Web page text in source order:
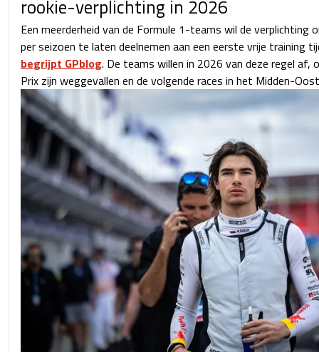
rookie-verplichting in 2026
Een meerderheid van de Formule 1-teams wil de verplichting
per seizoen te laten deelnemen aan een eerste vrije training
begrijpt GPblog. De teams willen in 2026 van deze regel af,
Prix zijn weggevallen en de volgende races in het Midden-